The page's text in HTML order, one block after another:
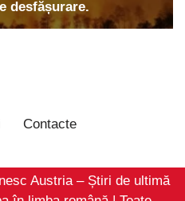
Contacte
Austria – Știri de ultimă